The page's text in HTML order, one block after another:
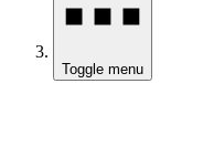
Toggle menu